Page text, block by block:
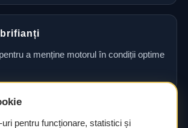
a menține motorul în condiții optime
și asistență tehnică
pentru funcționare, statistici și